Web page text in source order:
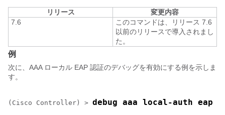
リリース
変更内容
7.6
このコマンドは、リリース 7.6
以前のリリースで導入されまし
た。
例
次に、AAA ローカル EAP 認証のデバッグを有効にする例を示しま
す。
(Cisco Controller) > debug aaa local-auth eap